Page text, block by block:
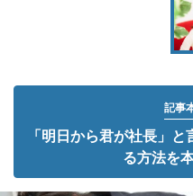
記事
「明日から君が社長」
る方法を